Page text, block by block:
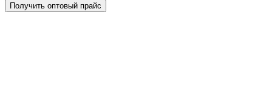
Получить оптовый прайс